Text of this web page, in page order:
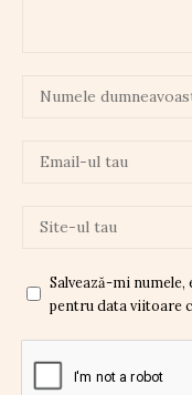
Salvează-mi
pentru data viitoare